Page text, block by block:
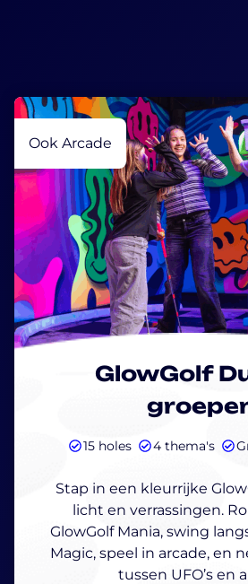
Ook Arcade
GlowGolf
15 holes 4 thema's
Stap in een kleurrijke
licht en verrassingen.
GlowGolf Mania, swing
Magic, speel in arcade, en
tussen UFO’s en